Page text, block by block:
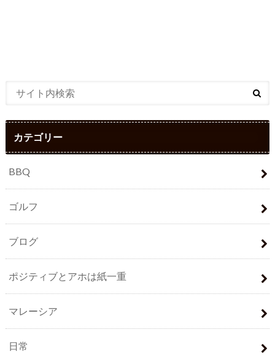
カテゴリー
BBQ
ゴルフ
ブログ
ポジティブとアホは紙一重
マレーシア
日常